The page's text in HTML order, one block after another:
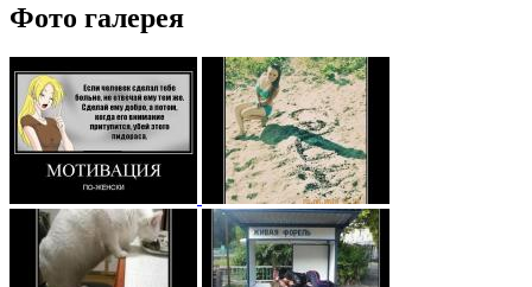
Фото галерея